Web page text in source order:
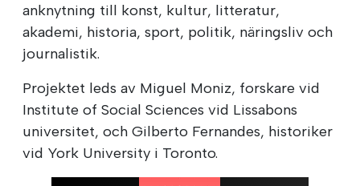
anknytning till konst, kultur, litteratur,
akademi, historia, sport, politik, näringsliv och
journalistik.
Projektet leds av Miguel Moniz, forskare vid
Institute of Social Sciences vid Lissabons
universitet, och Gilberto Fernandes, historiker
vid York University i Toronto.